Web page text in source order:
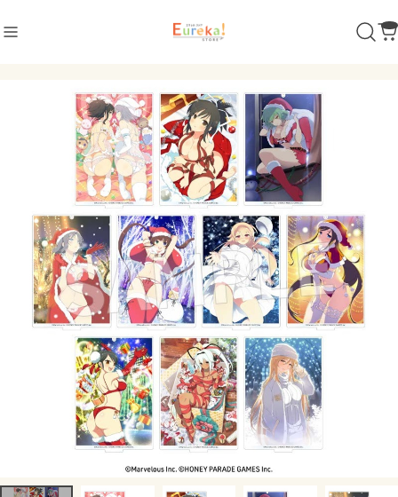
商品カテゴリ
ダンガンロンパ シリーズ
POP UP SHOP 2022
POP UP SHOP 2024
超高校級 イラスト ver.
セリフ缶バッジ
閃乱カグラ
アクリルコレクション
制服風 水着 ver.
立体マウスパッド
POP UP SHOP 2024
怪獣8号
超探偵事件簿 レインコード
恋する（おとめ）の作り方
キャラリズム
魔法少女にあこがれて
ウィッチウォッチ